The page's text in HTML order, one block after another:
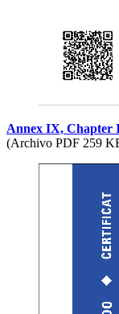
Annex IX, Chapter
(Archivo PDF 259